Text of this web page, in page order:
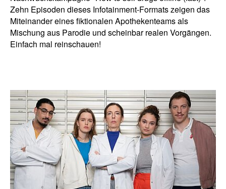
Zehn Episoden dieses Infotainment-Formats zeigen das
Miteinander eines fiktionalen Apothekenteams als
Mischung aus Parodie und scheinbar realen Vorgängen.
Einfach mal reinschauen!